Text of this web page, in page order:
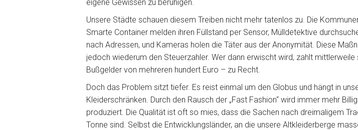
eigene Gewissen zu beruhigen.
Unsere Städte schauen diesem Treiben nicht mehr tatenlos zu. Die
Smarte Container melden ihren Füllstand per Sensor, Mülldetektive
nach Adressen, und Kameras holen die Täter aus der Anonymität. Diese
jedoch wiederum den Steuerzahler. Wer dann erwischt wird, zahlt mittlerweile
Bußgelder von mehreren hundert Euro – zu Recht.
Doch das Problem sitzt tiefer. Es reist einmal um den Globus und hängt in
Kleiderschränken. Durch den Rausch der „Fast Fashion“ wird immer mehr
produziert. Die Qualität ist oft so mies, dass die Sachen nach dreimaligem
Tonne sind. Selbst die Entwicklungsländer, an die unsere Altkleiderberge